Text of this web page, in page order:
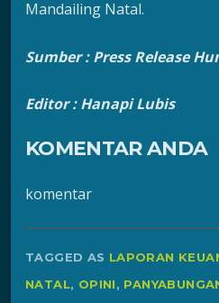
Mandailing Natal.
Sumber : Press Release
Editor : Hanapi Lubis
KOMENTAR ANDA
komentar
TAGGED AS LAPORAN
NATAL, OPINI,